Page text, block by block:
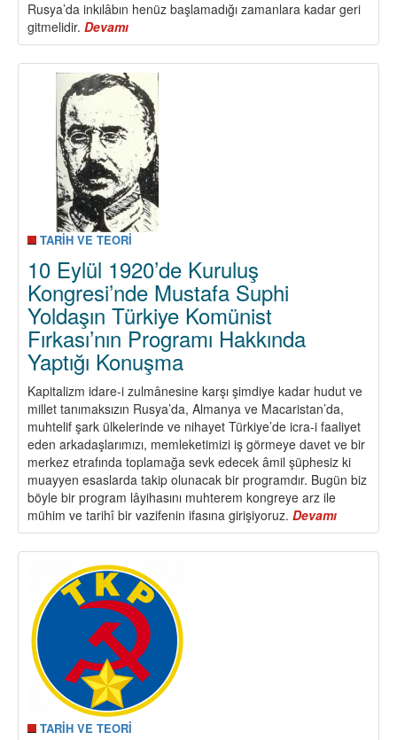
Rusya’da inkılâbın henüz başlamadığı zamanlara kadar geri
gitmelidir. Devamı
10
Eylül
1920’de
Başlayan
Kuruluş
Kongresi’nde
Mustafa
Suphi
Yoldaş’ın
Türkiye
Komünist
Teşkilatı
Heyeti’nin
Faaliyeti
Hakkında
Konuşması
TARİH VE TEORİ
10 Eylül 1920’de Kuruluş
Kongresi’nde Mustafa Suphi
Yoldaşın Türkiye Komünist
Fırkası’nın Programı Hakkında
Yaptığı Konuşma
Kapitalizm idare-i zulmânesine karşı şimdiye kadar hudut ve
millet tanımaksızın Rusya’da, Almanya ve Macaristan’da,
muhtelif şark ülkelerinde ve nihayet Türkiye’de icra-i faaliyet
eden arkadaşlarımızı, memleketimizi iş görmeye davet ve bir
merkez etrafında toplamağa sevk edecek âmil şüphesiz ki
muayyen esaslarda takip olunacak bir programdır. Bugün biz
böyle bir program lâyihasını muhterem kongreye arz ile
mühim ve tarihî bir vazifenin ifasına girişiyoruz. Devamı
10
Eylül
TARİH VE TEORİ